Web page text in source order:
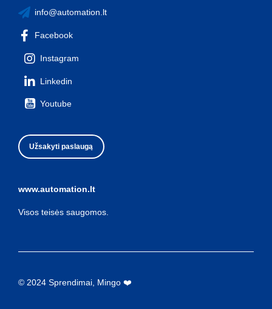
info@automation.lt
Facebook
Instagram
Linkedin
Youtube
Užsakyti paslaugą
www.automation.lt
Visos teisės saugomos.
© 2024 Sprendimai, Mingo ❤️